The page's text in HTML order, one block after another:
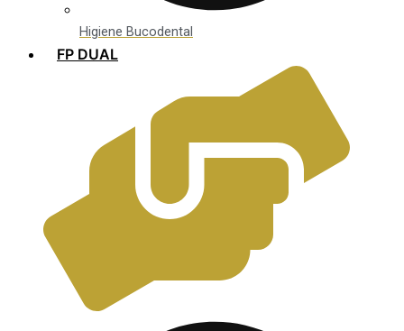
Higiene Bucodental
FP DUAL